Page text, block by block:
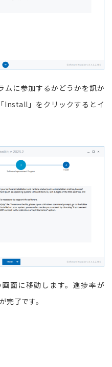
ムに参加するかどうかを訊か
Install」をクリックするとイ
面に移動します。進捗率が
完了です。